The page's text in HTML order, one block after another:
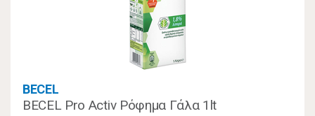
BECEL
BECEL Pro Activ Ρόφημα Γάλα 1lt